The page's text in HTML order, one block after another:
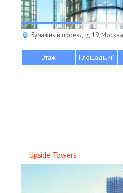
Бумажный проезд, д 19, Москва
Этаж Площадь, м2
Upside Towers